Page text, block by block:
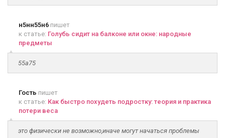
н5нн55н6 пишет
к статье: Голубь сидит на балконе или окне: народные
предметы
55а75
Гость пишет
к статье: Как быстро похудеть подростку: теория и практика
потери веса
это физически не возможно,иначе могут начаться проблемы